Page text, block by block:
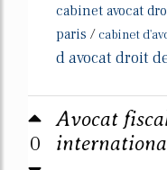
cabinet avocat
paris / cabinet
d avocat droit
0
Avocat